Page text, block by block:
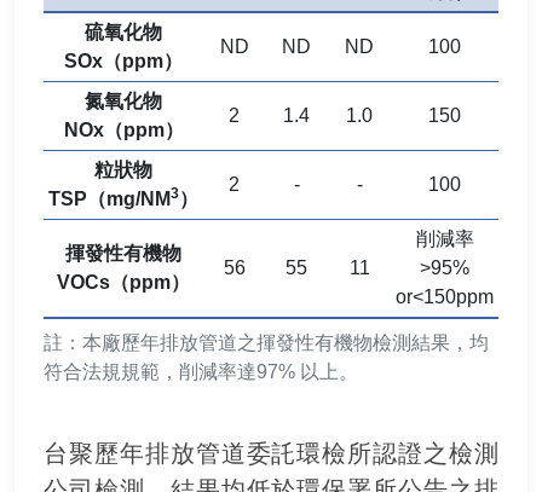
硫氧化物
SOx（ppm）
ND ND ND 100
氮氧化物
NOx（ppm）
2 1.4 1.0 150
粒狀物
TSP（mg/NM3）
2 - - 100
揮發性有機物
VOCs（ppm）
56 55 11
削減率
>95%
or<150ppm
註：本廠歷年排放管道之揮發性有機物檢測結果，均
符合法規規範，削減率達97% 以上。
台聚歷年排放管道委託環檢所認證之檢測